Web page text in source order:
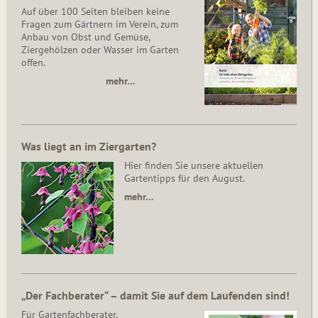
Auf über 100 Seiten bleiben keine
Fragen zum Gärtnern im Verein, zum
Anbau von Obst und Gemüse,
Ziergehölzen oder Wasser im Garten
offen.
mehr…
Was liegt an im Ziergarten?
Hier finden Sie unsere aktuellen
Gartentipps für den August.
mehr…
„Der Fachberater“ – damit Sie auf dem Laufenden sind!
Für Gartenfachberater,